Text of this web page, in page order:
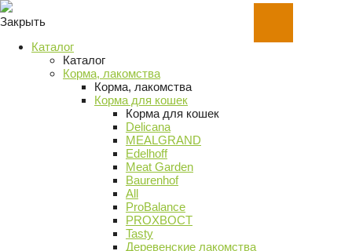
Закрыть
Каталог
Каталог
Корма, лакомства
Корма, лакомства
Корма для кошек
Корма для кошек
Delicana
MEALGRAND
Edelhoff
Meat Garden
Baurenhof
All
ProBalance
PROХВОСТ
Tasty
Деревенские лакомства